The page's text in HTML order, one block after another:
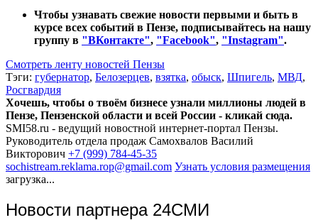
Чтобы узнавать свежие новости первыми и быть в
курсе всех событий в Пензе, подписывайтесь на нашу
группу в "ВКонтакте", "Facebook", "Instagram".
Смотреть ленту новостей Пензы
Тэги: губернатор, Белозерцев, взятка, обыск, Шпигель, МВД,
Росгвардия
Хочешь, чтобы о твоём бизнесе узнали миллионы людей в
Пензе, Пензенской области и всей России - кликай сюда.
SMI58.ru - ведущий новостной интернет-портал Пензы.
Руководитель отдела продаж Самохвалов Василий
Викторович +7 (999) 784-45-35
sochistream.reklama.rop@gmail.com Узнать условия размещения
загрузка...
Новости партнера 24СМИ